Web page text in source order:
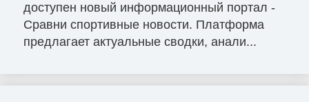
доступен новый информационный портал -
Сравни спортивные новости. Платформа
предлагает актуальные сводки, анали...